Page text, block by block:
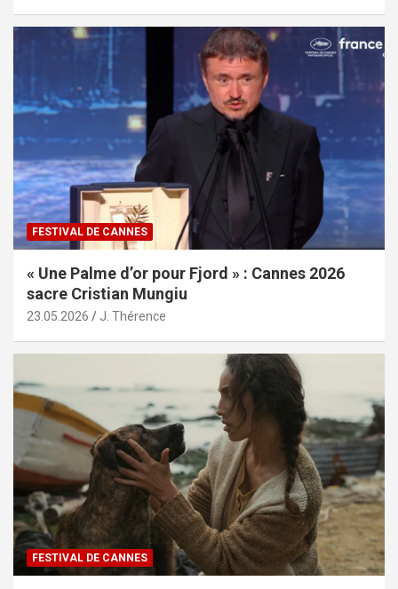
FESTIVAL DE CANNES
« Une Palme d’or pour Fjord » : Cannes 2026
sacre Cristian Mungiu
23.05.2026 J. Thérence
FESTIVAL DE CANNES